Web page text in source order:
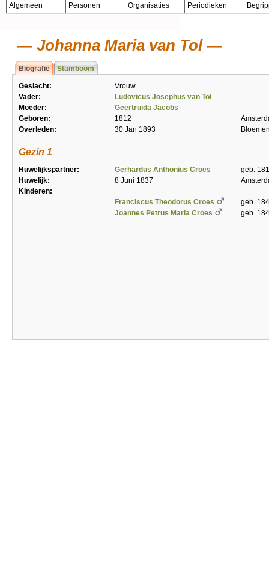
Algemeen Personen Organisaties Periodieken
Johanna Maria van Tol
Biografie Stamboom
Geslacht:
Vrouw
Vader:
Ludovicus Josephus van Tol
Moeder:
Geertruida Jacobs
Geboren:
1812
Overleden:
30 Jan 1893
Gezin 1
Huwelijkspartner: Gerhardus Anthonius Croes
geb.
Huwelijk:
8 Juni 1837
Kinderen:
Franciscus Theodorus Croes
geb.
Joannes Petrus Maria Croes
geb.